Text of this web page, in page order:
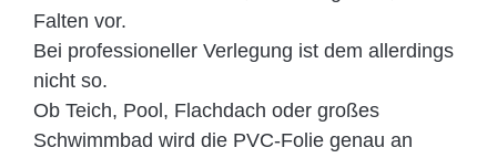
Falten vor.
Bei professioneller Verlegung ist dem allerdings
nicht so.
Ob Teich, Pool, Flachdach oder großes
Schwimmbad wird die PVC-Folie genau an